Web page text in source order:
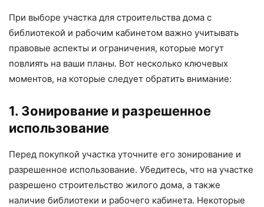
При выборе участка для строительства дома с
библиотекой и рабочим кабинетом важно учитывать
правовые аспекты и ограничения, которые могут
повлиять на ваши планы. Вот несколько ключевых
моментов, на которые следует обратить внимание:
1. Зонирование и разрешенное
использование
Перед покупкой участка уточните его зонирование и
разрешенное использование. Убедитесь, что на участке
разрешено строительство жилого дома, а также
наличие библиотеки и рабочего кабинета. Некоторые